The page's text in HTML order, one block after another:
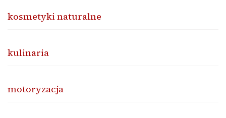
kosmetyki naturalne
kulinaria
motoryzacja